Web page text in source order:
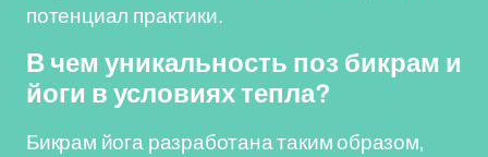
потенциал практики.
В чем уникальность поз бикрам и
йоги в условиях тепла?
Бикрам йога разработана таким образом,